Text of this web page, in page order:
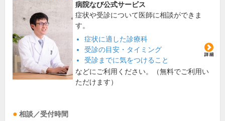
病院なび公式サービス
症状や受診について医師に相談ができま
す。
症状に適した診療科
受診の目安・タイミング
受診までに気をつけること
などにご利用ください。（無料でご利用い
ただけます）
相談／受付時間